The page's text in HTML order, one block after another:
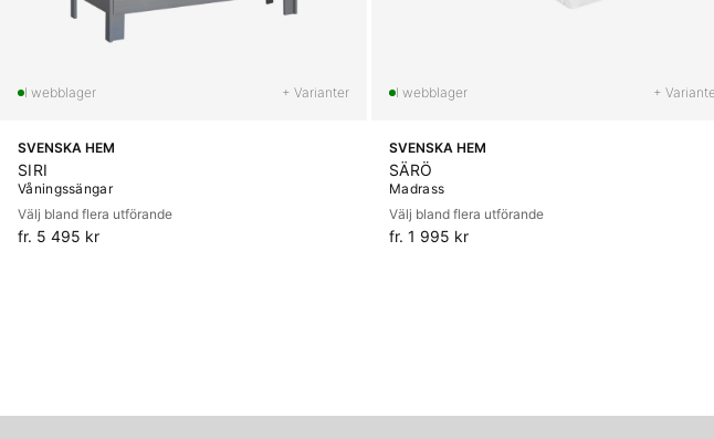
+ Varianter
SVENSKA HEM
SIRI
Våningssängar
Välj bland flera utförande
fr. 5 495 kr
+
SVENSKA HEM
SÄRÖ
Madrass
Välj bland flera utförande
fr. 1 995 kr